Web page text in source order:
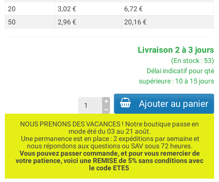
20
3,02 €
6,72 €
50
2,96 € 20,16 €
Livraison 2 à 3 jours
(En stock : 53)
Délai indicatif pour qté
supérieure : 10 à 15 jours
Ajouter au panier
NOUS PRENONS DES VACANCES ! Notre boutique passe en
mode été du 03 au 21 août.
Une permanence est en place : 2 expéditions par semaine et
nous répondons aux questions ou SAV sous 72 heures.
Vous pouvez passer commande, et pour vous remercier de
votre patience, voici une REMISE de 5% sans conditions avec
le code ETE5